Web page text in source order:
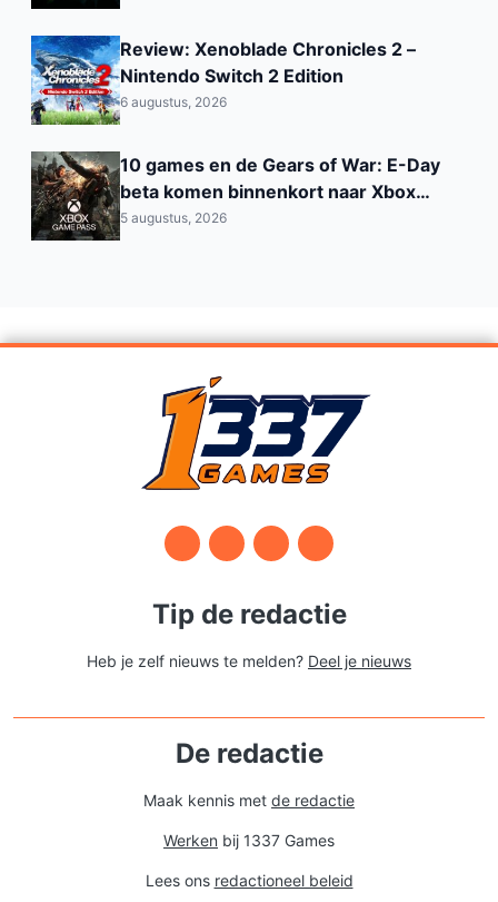
Review: Xenoblade Chronicles 2 –
Nintendo Switch 2 Edition
6 augustus, 2026
10 games en de Gears of War: E-Day
beta komen binnenkort naar Xbox
Game Pass
5 augustus, 2026
Tip de redactie
Heb je zelf nieuws te melden? Deel je nieuws
De redactie
Maak kennis met de redactie
Werken bij 1337 Games
Lees ons redactioneel beleid